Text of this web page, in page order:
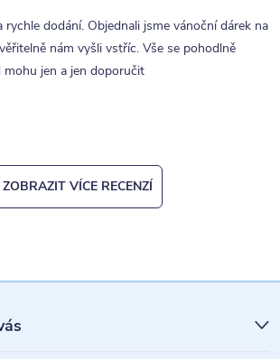
rychle dodání. Objednali jsme vánoční dárek na
nám vyšli vstříc. Vše se pohodlně
jen a jen doporučit
ZOBRAZIT VÍCE RECENZÍ